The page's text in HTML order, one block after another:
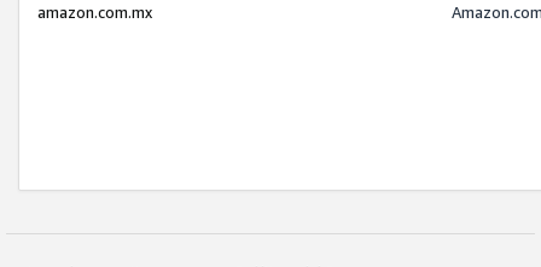
amazon.com.mx